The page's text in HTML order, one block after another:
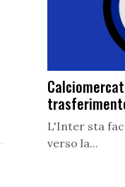
L'Inter sta
verso la...